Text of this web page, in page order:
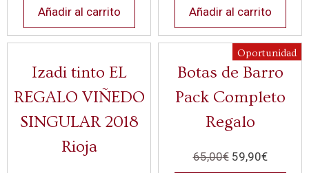
Añadir al carrito Añadir al carrito
Izadi tinto EL
REGALO VIÑEDO
SINGULAR 2018
Rioja
Oportunidad
Botas de Barro
Pack Completo
Regalo
65,00€ 59,90€